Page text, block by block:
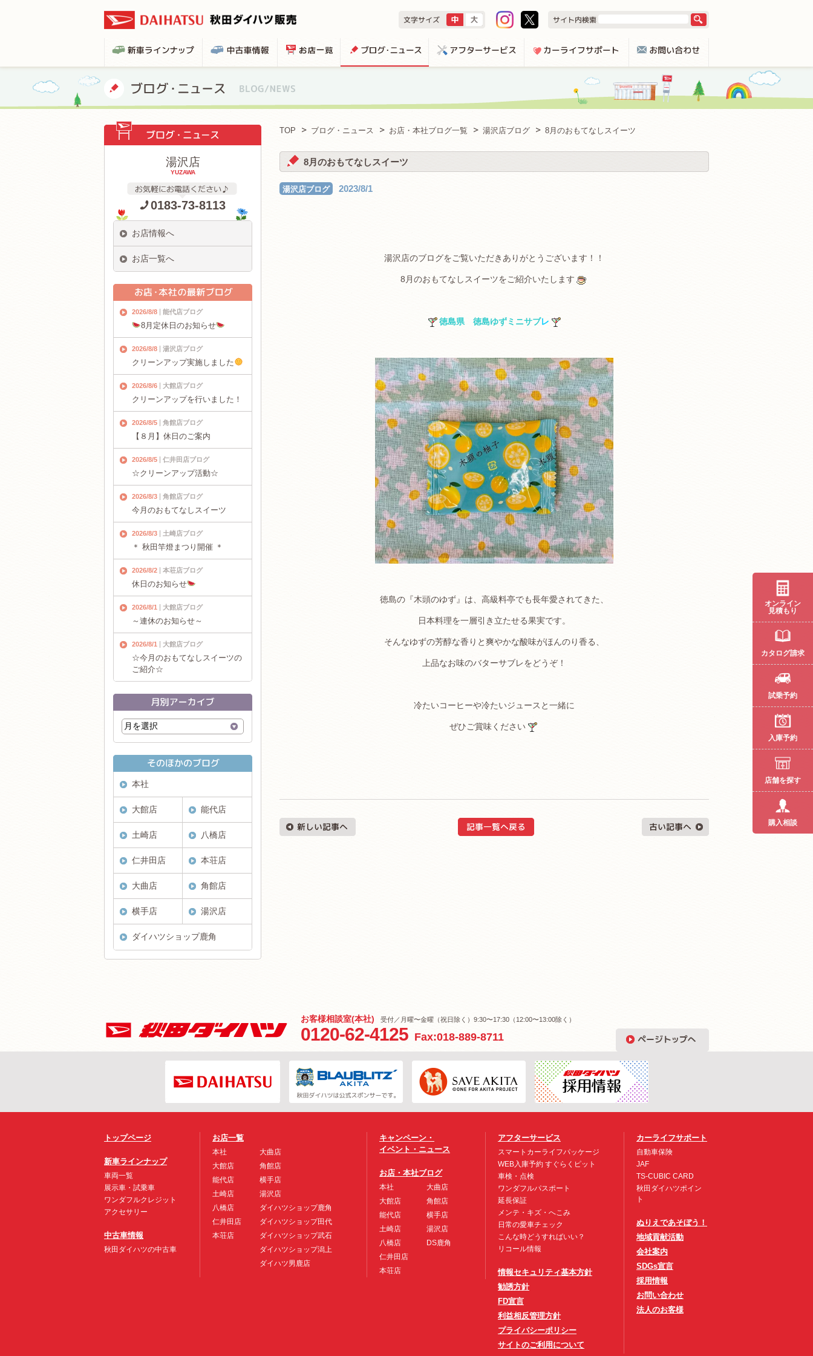
TOP ブログ・ニュース お店・本社ブログ一覧 湯沢店ブログ 8月のおもてなしスイーツ
8月のおもてなしスイーツ
湯沢店ブログ 2023/8/1
湯沢店のブログをご覧いただきありがとうございます！！
8月のおもてなしスイーツをご紹介いたします
徳島県 徳島ゆずミニサブレ
徳島の『木頭のゆず』は、高級料亭でも長年愛されてきた、
日本料理を一層引き立たせる果実です。
そんなゆずの芳醇な香りと爽やかな酸味がほんのり香る、
上品なお味のバターサブレをどうぞ！
冷たいコーヒーや冷たいジュースと一緒に
ぜひご賞味ください
湯沢店
YUZAWA
0183-73-8113
お店情報へ
お店一覧へ
2026/8/8 能代店ブログ
8月定休日のお知らせ
2026/8/8 湯沢店ブログ
クリーンアップ実施しました
2026/8/6 大館店ブログ
クリーンアップを行いました！
2026/8/5 角館店ブログ
【８月】休日のご案内
2026/8/5 仁井田店ブログ
☆クリーンアップ活動☆
2026/8/3 角館店ブログ
今月のおもてなしスイーツ
2026/8/3 土崎店ブログ
＊ 秋田竿燈まつり開催 ＊
2026/8/2 本荘店ブログ
休日のお知らせ
2026/8/1 大館店ブログ
～連休のお知らせ～
2026/8/1 大館店ブログ
☆今月のおもてなしスイーツの
ご紹介☆
本社
大館店 能代店
土崎店 八橋店
仁井田店 本荘店
大曲店 角館店
横手店 湯沢店
ダイハツショップ鹿角
お客様相談室(本社) 受付／月曜〜金曜（祝日除く）9:30〜17:30（12:00〜13:00除く）
0120-62-4125 Fax:018-889-8711
トップページ
新車ラインナップ
車両一覧
展示車・試乗車
ワンダフルクレジット
アクセサリー
中古車情報
秋田ダイハツの中古車
お店一覧
本社
大館店
能代店
土崎店
八橋店
仁井田店
本荘店
大曲店
角館店
横手店
湯沢店
ダイハツショップ鹿角
ダイハツショップ田代
ダイハツショップ武石
ダイハツショップ潟上
ダイハツ男鹿店
キャンペーン・
イベント・ニュース
お店・本社ブログ
本社
大館店
能代店
土崎店
八橋店
仁井田店
本荘店
大曲店
角館店
横手店
湯沢店
DS鹿角
アフターサービス
スマートカーライフパッケージ
WEB入庫予約 すぐらくピット
車検・点検
ワンダフルパスポート
延長保証
メンテ・キズ・へこみ
日常の愛車チェック
こんな時どうすればいい？
リコール情報
情報セキュリティ基本方針
勧誘方針
FD宣言
利益相反管理方針
プライバシーポリシー
サイトのご利用について
カーライフサポート
自動車保険
JAF
TS-CUBIC CARD
秋田ダイハツポイン
ト
ぬりえであそぼう！
地域貢献活動
会社案内
SDGs宣言
採用情報
お問い合わせ
法人のお客様
オンライン
見積もり
カタログ請求
試乗予約
入庫予約
店舗を探す
購入相談